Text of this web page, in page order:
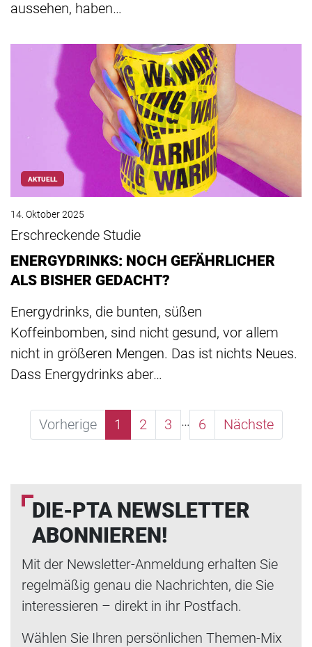
aussehen, haben…
AKTUELL
14. Oktober 2025
Erschreckende Studie
ENERGYDRINKS: NOCH GEFÄHRLICHER
ALS BISHER GEDACHT?
Energydrinks, die bunten, süßen
Koffeinbomben, sind nicht gesund, vor allem
nicht in größeren Mengen. Das ist nichts Neues.
Dass Energydrinks aber…
Vorherige 1 2 3 … 6 Nächste
DIE-PTA NEWSLETTER
ABONNIEREN!
Mit der Newsletter-Anmeldung erhalten Sie
regelmäßig genau die Nachrichten, die Sie
interessieren – direkt in ihr Postfach.
Wählen Sie Ihren persönlichen Themen-Mix